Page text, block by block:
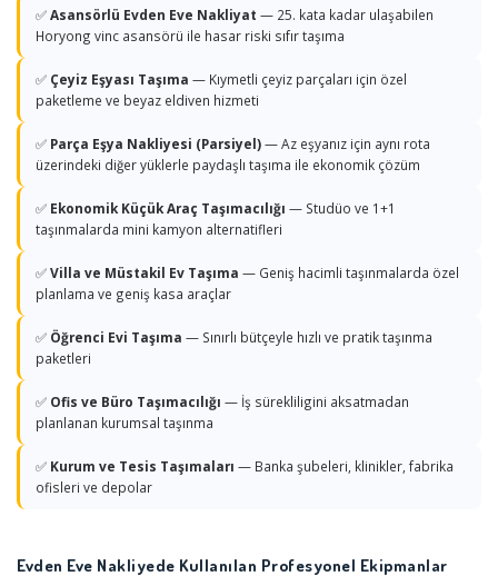
✅Asansörlü Evden Eve Nakliyat — 25. kata kadar ulaşabilen
Horyong vinc asansörü ile hasar riski sıfır taşıma
✅ Çeyiz Eşyası Taşıma — Kıymetli çeyiz parçaları için özel
paketleme ve beyaz eldiven hizmeti
✅ Parça Eşya Nakliyesi (Parsiyel)— Az eşyanız için aynı rota
üzerindeki diğer yüklerle paydaşlı taşıma ile ekonomik çözüm
✅ Ekonomik Küçük Araç Taşımacılığı — Studüo ve 1+1
taşınmalarda mini kamyon alternatifleri
✅Villa ve Müstakil Ev Taşıma — Geniş hacimli taşınmalarda özel
planlama ve geniş kasa araçlar
✅ Öğrenci Evi Taşıma — Sınırlı bütçeyle hızlı ve pratik taşınma
paketleri
✅ Ofis ve Büro Taşımacılığı — İş sürekliligini aksatmadan
planlanan kurumsal taşınma
✅ Kurum ve Tesis Taşımaları — Banka şubeleri, klinikler, fabrika
ofisleri ve depolar
Evden Eve Nakliyede Kullanılan Profesyonel Ekipmanlar